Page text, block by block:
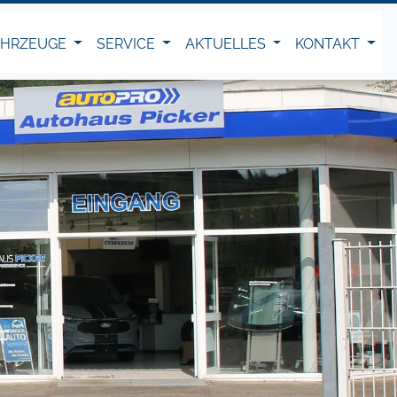
SERVICE AKTUELLES KONTAKT